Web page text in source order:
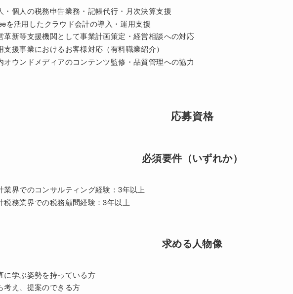
・個人の税務申告業務・記帳代行・月次決算支援
を活用したクラウド会計の導入・運用支援
革新等支援機関として事業計画策定・経営相談への対応
支援事業におけるお客様対応（有料職業紹介）
オウンドメディアのコンテンツ監修・品質管理への協力
応募資格
必須要件（いずれか）
業界でのコンサルティング経験：3年以上
税務業界での税務顧問経験：3年以上
求める人物像
に学ぶ姿勢を持っている方
考え、提案のできる方